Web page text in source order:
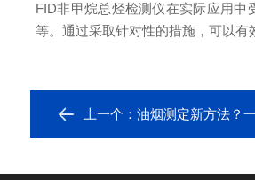
FID非甲烷总烃检测仪在实际应用
等。通过采取针对性的措施，可以有
上一个： 油烟测定新方法？